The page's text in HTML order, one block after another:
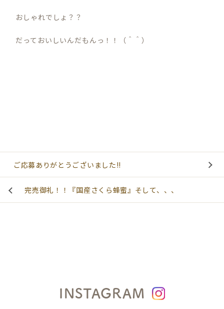
おしゃれでしょ？？
だっておいしいんだもんっ！！（＾＾）
ご応募ありがとうございました!!
完売御礼！！『国産さくら蜂蜜』そして、、、
INSTAGRAM